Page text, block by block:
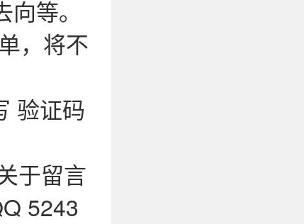
等。
，将不
验证码
于留言
5243